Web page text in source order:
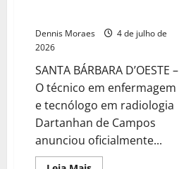
Dennis Moraes
4 de julho de
2026
SANTA BÁRBARA D’OESTE –
O técnico em enfermagem
e tecnólogo em radiologia
Dartanhan de Campos
anunciou oficialmente...